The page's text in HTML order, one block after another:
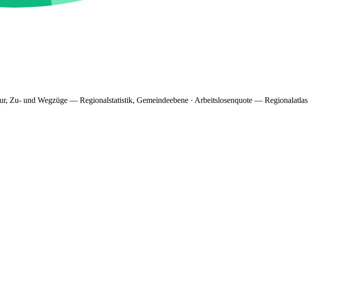
und Wegzüge — Regionalstatistik, Gemeindeebene · Arbeitslosenquote — Regionalatlas